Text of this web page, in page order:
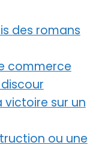
des romans
commerce
victoire sur un
ou une